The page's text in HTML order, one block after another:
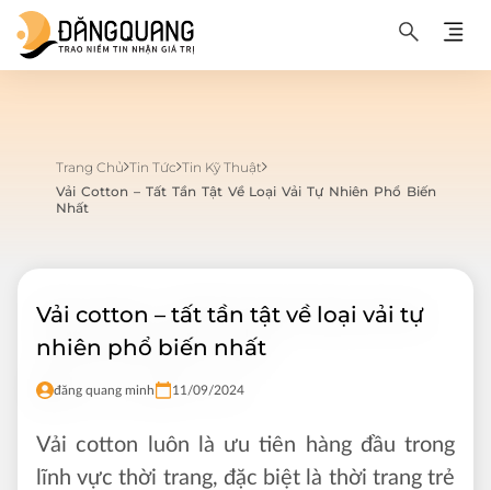
Trang Chủ Tin Tức Tin Kỹ Thuật
Vải Cotton – Tất Tần Tật Về Loại Vải Tự Nhiên Phổ Biến
Nhất
Vải cotton – tất tần tật về loại vải tự
nhiên phổ biến nhất
đăng quang minh 11/09/2024
Vải cotton luôn là ưu tiên hàng đầu trong
lĩnh vực thời trang, đặc biệt là thời trang trẻ